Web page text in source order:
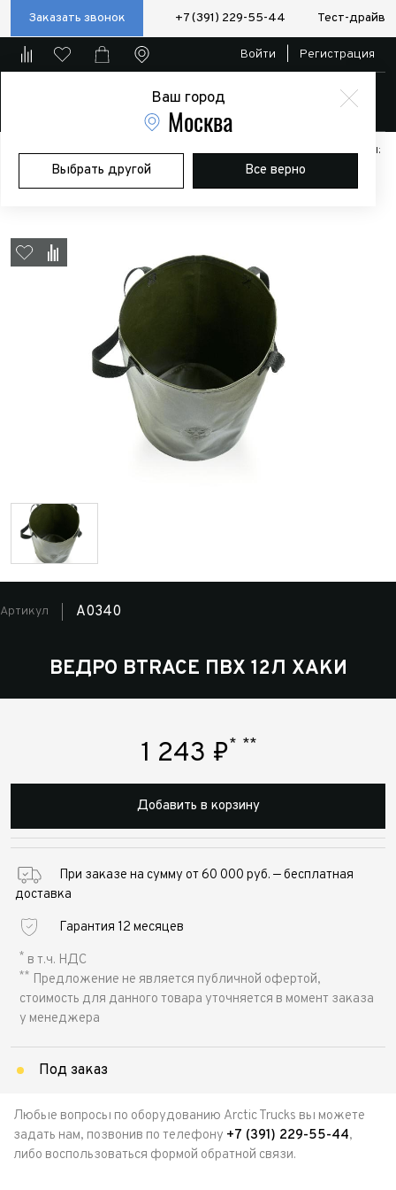
Заказать звонок +7 (391) 229-55-44 Тест-драйв
Ваш город
Москва
Выбрать другой Все верно
Войти Регистрация
Главная Магазин Дополнительное оборудование
Аксессуары:
Полезные мелочи
Ведро BTrace ПВХ 12л Хаки
Артикул A0340
ВЕДРО BTRACE ПВХ 12Л ХАКИ
1 243 ₽* **
Добавить в корзину
При заказе на сумму от 60 000 руб. — бесплатная
доставка
Гарантия 12 месяцев
* в т.ч. НДС
** Предложение не является публичной офертой,
стоимость для данного товара уточняется в момент заказа
у менеджера
Под заказ
Любые вопросы по оборудованию Arctic Trucks вы можете
задать нам, позвонив по телефону +7 (391) 229-55-44,
либо воспользоваться формой обратной связи.